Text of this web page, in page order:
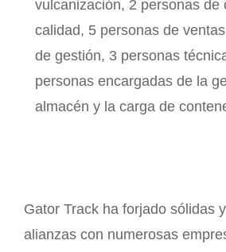
vulcanización, 2 personas de
calidad, 5 personas de
de gestión, 3 personas
personas encargadas de la
almacén y la carga de
Gator Track ha forjado sólidas
alianzas con numerosas